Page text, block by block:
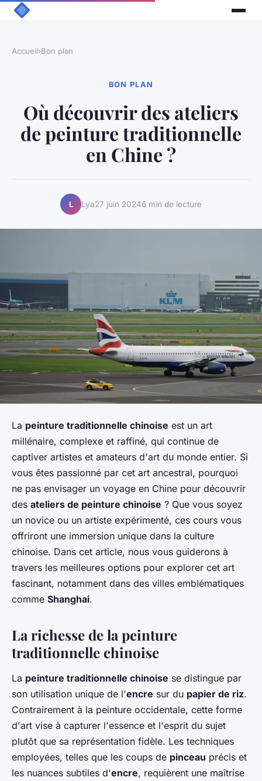
Accueil›Bon plan
BON PLAN
Où découvrir des ateliers
de peinture traditionnelle
en Chine ?
L Lya27 juin 20246 min de lecture
La peinture traditionnelle chinoise est un art
millénaire, complexe et raffiné, qui continue de
captiver artistes et amateurs d'art du monde entier. Si
vous êtes passionné par cet art ancestral, pourquoi
ne pas envisager un voyage en Chine pour découvrir
des ateliers de peinture chinoise ? Que vous soyez
un novice ou un artiste expérimenté, ces cours vous
offriront une immersion unique dans la culture
chinoise. Dans cet article, nous vous guiderons à
travers les meilleures options pour explorer cet art
fascinant, notamment dans des villes emblématiques
comme Shanghai.
La richesse de la peinture
traditionnelle chinoise
La peinture traditionnelle chinoise se distingue par
son utilisation unique de l'encre sur du papier de riz.
Contrairement à la peinture occidentale, cette forme
d'art vise à capturer l'essence et l'esprit du sujet
plutôt que sa représentation fidèle. Les techniques
employées, telles que les coups de pinceau précis et
les nuances subtiles d'encre, requièrent une maîtrise